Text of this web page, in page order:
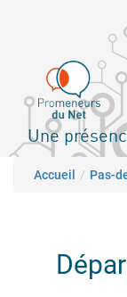
principal
Une
Fil
Accueil Pas-